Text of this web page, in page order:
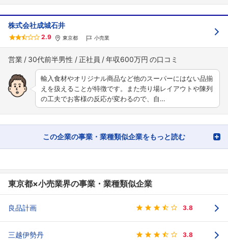
株式会社成城石井
2.9 東京都 小売業
営業 30代前半男性 正社員 年収600万円
輸入食材やオリジナル商品など他のスーパーにはない品揃
えを扱えることが特徴です。また売り場レイアウトや陳列
の工夫でお客様の反応が変わるので、自…
この企業の事業・業種類似企業をもっと読む
東京都×小売業界の事業・業種類似企業
良品計画 3.8
三越伊勢丹 3.8